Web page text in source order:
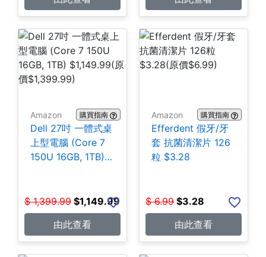
Amazon 購買指南
Dell 27吋 一體式桌
上型電腦 (Core 7
150U 16GB, 1TB)
$ 1,399.99 $1,149.99
由此查看
Amazon 購買指南
Efferdent 假牙/牙
套 抗菌清潔片 126
粒 $3.28
$ 6.99 $3.28
由此查看